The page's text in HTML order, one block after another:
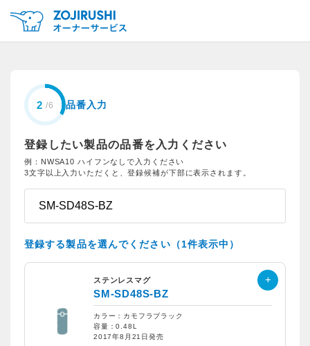
品番入力
登録したい製品の品番を入力ください
例：NWSA10 ハイフンなしで入力ください
3文字以上入力いただくと、登録候補が下部に表示されます。
登録する製品を選んでください（1件表示中）
ステンレスマグ
SM-SD48S-BZ
カラー：カモフラブラック
容量：0.48L
2017年8月21日発売